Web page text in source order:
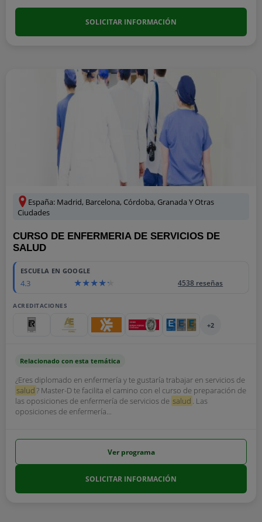
SOLICITAR INFORMACIÓN
España: Madrid, Barcelona, Córdoba, Granada Y Otras
Ciudades
CURSO DE ENFERMERIA DE SERVICIOS DE
SALUD
ESCUELA EN GOOGLE
4.3 4538 reseñas
ACREDITACIONES
+2
Relacionado con esta temática
¿Eres diplomado en enfermería y te gustaría trabajar en servicios de
salud? Master-D te facilita el camino con el curso de preparación de
las oposiciones de enfermería de servicios de salud . Las
oposiciones de enfermería...
Ver programa
SOLICITAR INFORMACIÓN